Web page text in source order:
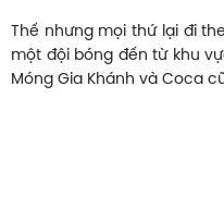
Thế nhưng mọi thứ lại đi
một đội bóng đến từ khu
Móng Gia Khánh và Coca